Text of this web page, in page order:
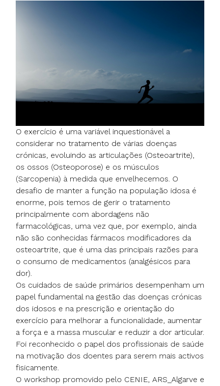
O exercício é uma variável inquestionável a
considerar no tratamento de várias doenças
crónicas, evoluindo as articulações (Osteoartrite),
os ossos (Osteoporose) e os músculos
(Sarcopenia) à medida que envelhecemos. O
desafio de manter a função na população idosa é
enorme, pois temos de gerir o tratamento
principalmente com abordagens não
farmacológicas, uma vez que, por exemplo, ainda
não são conhecidas fármacos modificadores da
osteoartrite, que é uma das principais razões para
o consumo de medicamentos (analgésicos para
dor).
Os cuidados de saúde primários desempenham um
papel fundamental na gestão das doenças crónicas
dos idosos e na prescrição e orientação do
exercício para melhorar a funcionalidade, aumentar
a força e a massa muscular e reduzir a dor articular.
Foi reconhecido o papel dos profissionais de saúde
na motivação dos doentes para serem mais activos
fisicamente.
O workshop promovido pelo CENIE, ARS_Algarve e